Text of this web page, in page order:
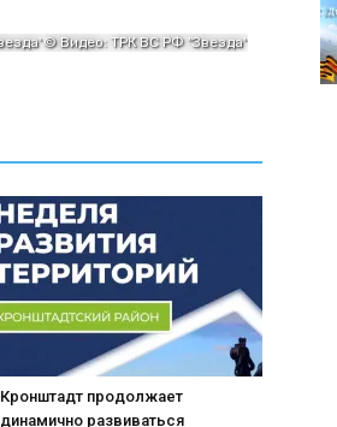
Кронштадт продолжает
динамично развиваться